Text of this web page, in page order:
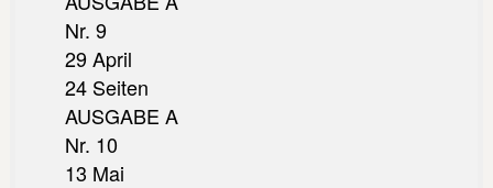
Nr. 9
29 April
24 Seiten
AUSGABE A
Nr. 10
13 Mai